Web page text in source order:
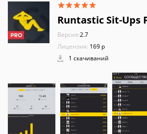
Runtastic Sit-Ups
Версия:2.7
Лицензия: 169 р
1 скачиваний